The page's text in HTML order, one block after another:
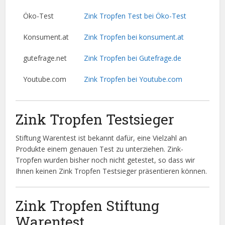
Öko-Test Zink Tropfen Test bei Öko-Test
Konsument.at Zink Tropfen bei konsument.at
gutefrage.net Zink Tropfen bei Gutefrage.de
Youtube.com Zink Tropfen bei Youtube.com
Zink Tropfen Testsieger
Stiftung Warentest ist bekannt dafür, eine Vielzahl an
Produkte einem genauen Test zu unterziehen. Zink-
Tropfen wurden bisher noch nicht getestet, so dass wir
Ihnen keinen Zink Tropfen Testsieger präsentieren können.
Zink Tropfen Stiftung